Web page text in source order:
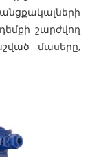
շարժվող
մասերը,